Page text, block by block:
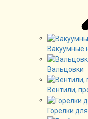
Вакуумные
Вальцовки
Вентили,
Горелки